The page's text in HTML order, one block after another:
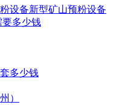
设备新型矿山预粉设备
要多少钱
多少钱
）